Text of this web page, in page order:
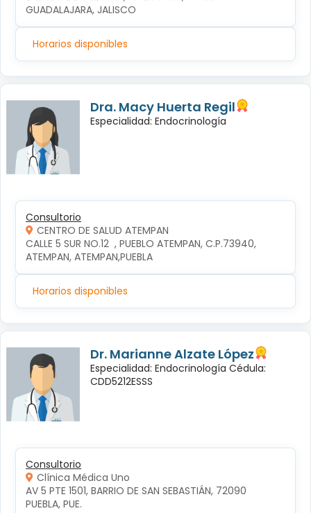
GUADALAJARA, JALISCO
Horarios disponibles
Dra. Macy Huerta Regil
Especialidad: Endocrinología
Consultorio
CENTRO DE SALUD ATEMPAN
CALLE 5 SUR NO.12  , PUEBLO ATEMPAN, C.P.73940,
ATEMPAN, ATEMPAN,PUEBLA
Horarios disponibles
Dr. Marianne Alzate López
Especialidad: Endocrinología Cédula:
CDD5212ESSS
Consultorio
Clínica Médica Uno
AV 5 PTE 1501, BARRIO DE SAN SEBASTIÁN, 72090
PUEBLA, PUE.